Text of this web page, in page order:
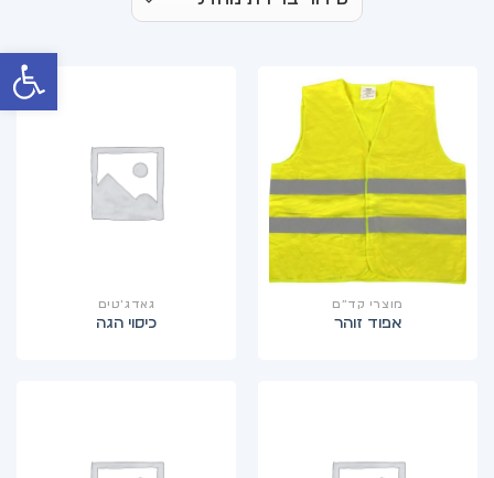
פתח
מוצרי קד”ם
אפוד זוהר
גאדג'טים
כיסוי הגה